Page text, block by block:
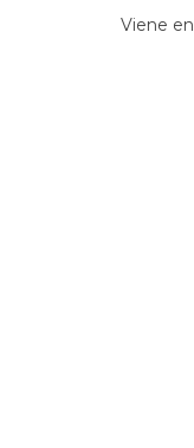
Viene en